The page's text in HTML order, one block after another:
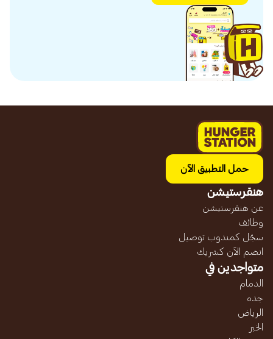
حمل التطبيق الآن
هنقرستيشن
عن هنقرستيشن
وظائف
سجّل كمندوب توصيل
انضم الآن كشريك
متواجدين في
الدمام
جده
الرياض
الخبر